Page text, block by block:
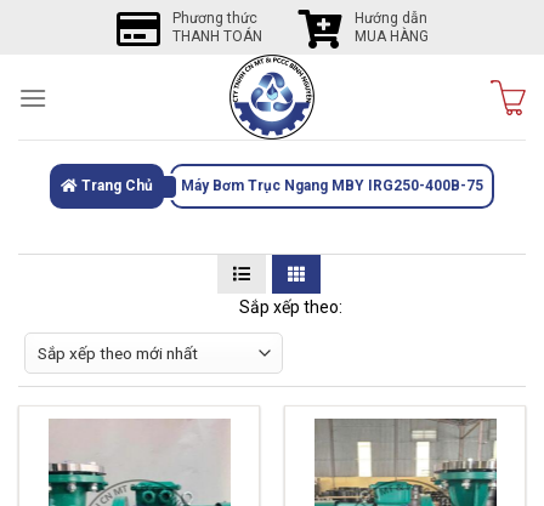
Phương thức
THANH TOÁN
Hướng dẫn
MUA HÀNG
Trang Chủ Máy Bơm Trục Ngang MBY IRG250-400B-75
Sắp xếp theo: